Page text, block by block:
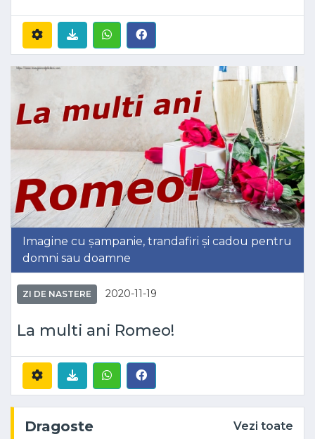
Imagine cu șampanie, trandafiri și cadou pentru
domni sau doamne
ZI DE NASTERE 2020-11-19
La multi ani Romeo!
Dragoste Vezi toate